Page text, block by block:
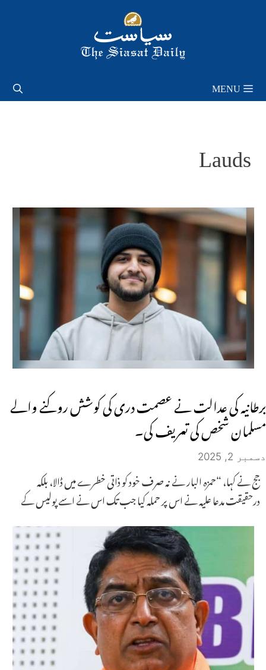
MENU
Lauds
برطانیہ کی عدالت نے عصمت دری کی کوشش روکنے والے
مسلمان شخص کی تعریف کی۔
دسمبر 2, 2025
جج نے کہا، “حمزہ البار نے نہ صرف خود کو ذاتی خطرے میں ڈالا، بلکہ
درحقیقت مدعا علیہ نے اس پر حملہ کیا جب تک اس نے اسے پولیس کے